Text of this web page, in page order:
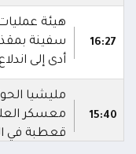
16:27
هيئة عمليات
سفينة
أدى إلى
15:40
مليشيا
معسكر
قعطبة في